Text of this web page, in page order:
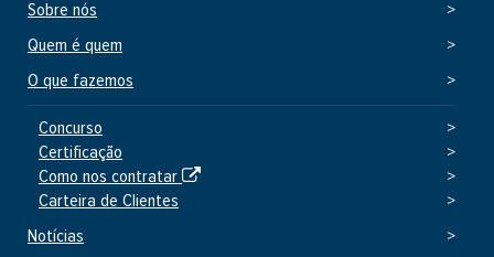
x
t
n
o
Sobre nós
Quem é quem
O que fazemos
Concurso
Certificação
Como nos contratar
S
Carteira de Clientes
Notícias